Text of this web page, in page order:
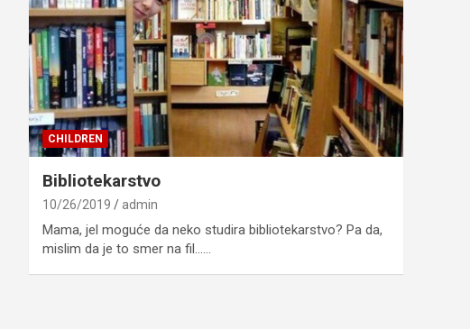
CHILDREN
Bibliotekarstvo
10/26/2019 admin
Mama, jel moguće da neko studira bibliotekarstvo? Pa da,
mislim da je to smer na fil……